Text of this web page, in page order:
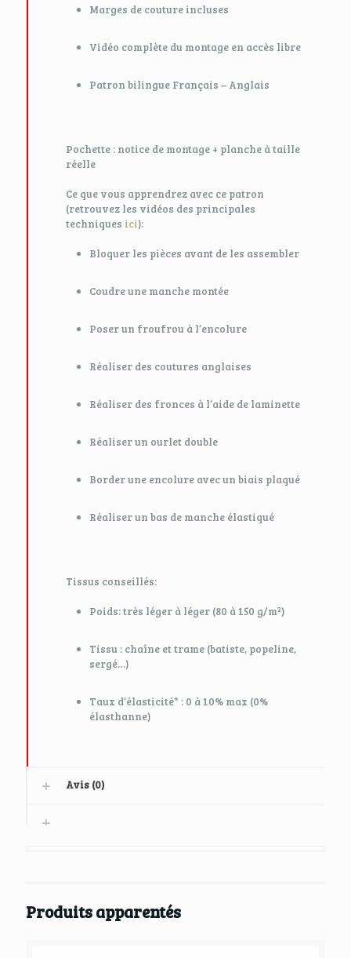
Marges de couture incluses
Vidéo complète du montage en accès libre
Patron bilingue Français – Anglais
Pochette : notice de montage + planche à taille
réelle
Ce que vous apprendrez avec ce patron
(retrouvez les vidéos des principales
techniques ici):
Bloquer les pièces avant de les assembler
Coudre une manche montée
Poser un froufrou à l’encolure
Réaliser des coutures anglaises
Réaliser des fronces à l’aide de laminette
Réaliser un ourlet double
Border une encolure avec un biais plaqué
Réaliser un bas de manche élastiqué
Tissus conseillés:
Poids: très léger à léger (80 à 150 g/m²)
Tissu : chaîne et trame (batiste, popeline,
sergé…)
Taux d’élasticité* : 0 à 10% max (0%
élasthanne)
Avis (0)
Produits apparentés